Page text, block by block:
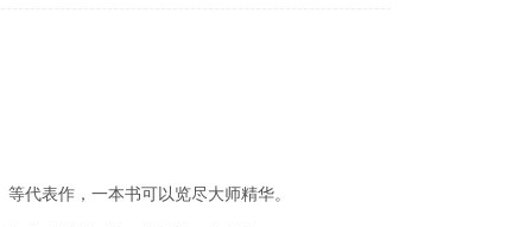
代表作，一本书可以览尽大师精华。